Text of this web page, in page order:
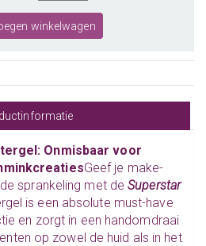
winkelwagen
Onmisbaar voor
Geef je make-
sprankeling met deSuperstar
is een absolute must-have
en zorgt in een handomdraai
op zowel de huid als in het